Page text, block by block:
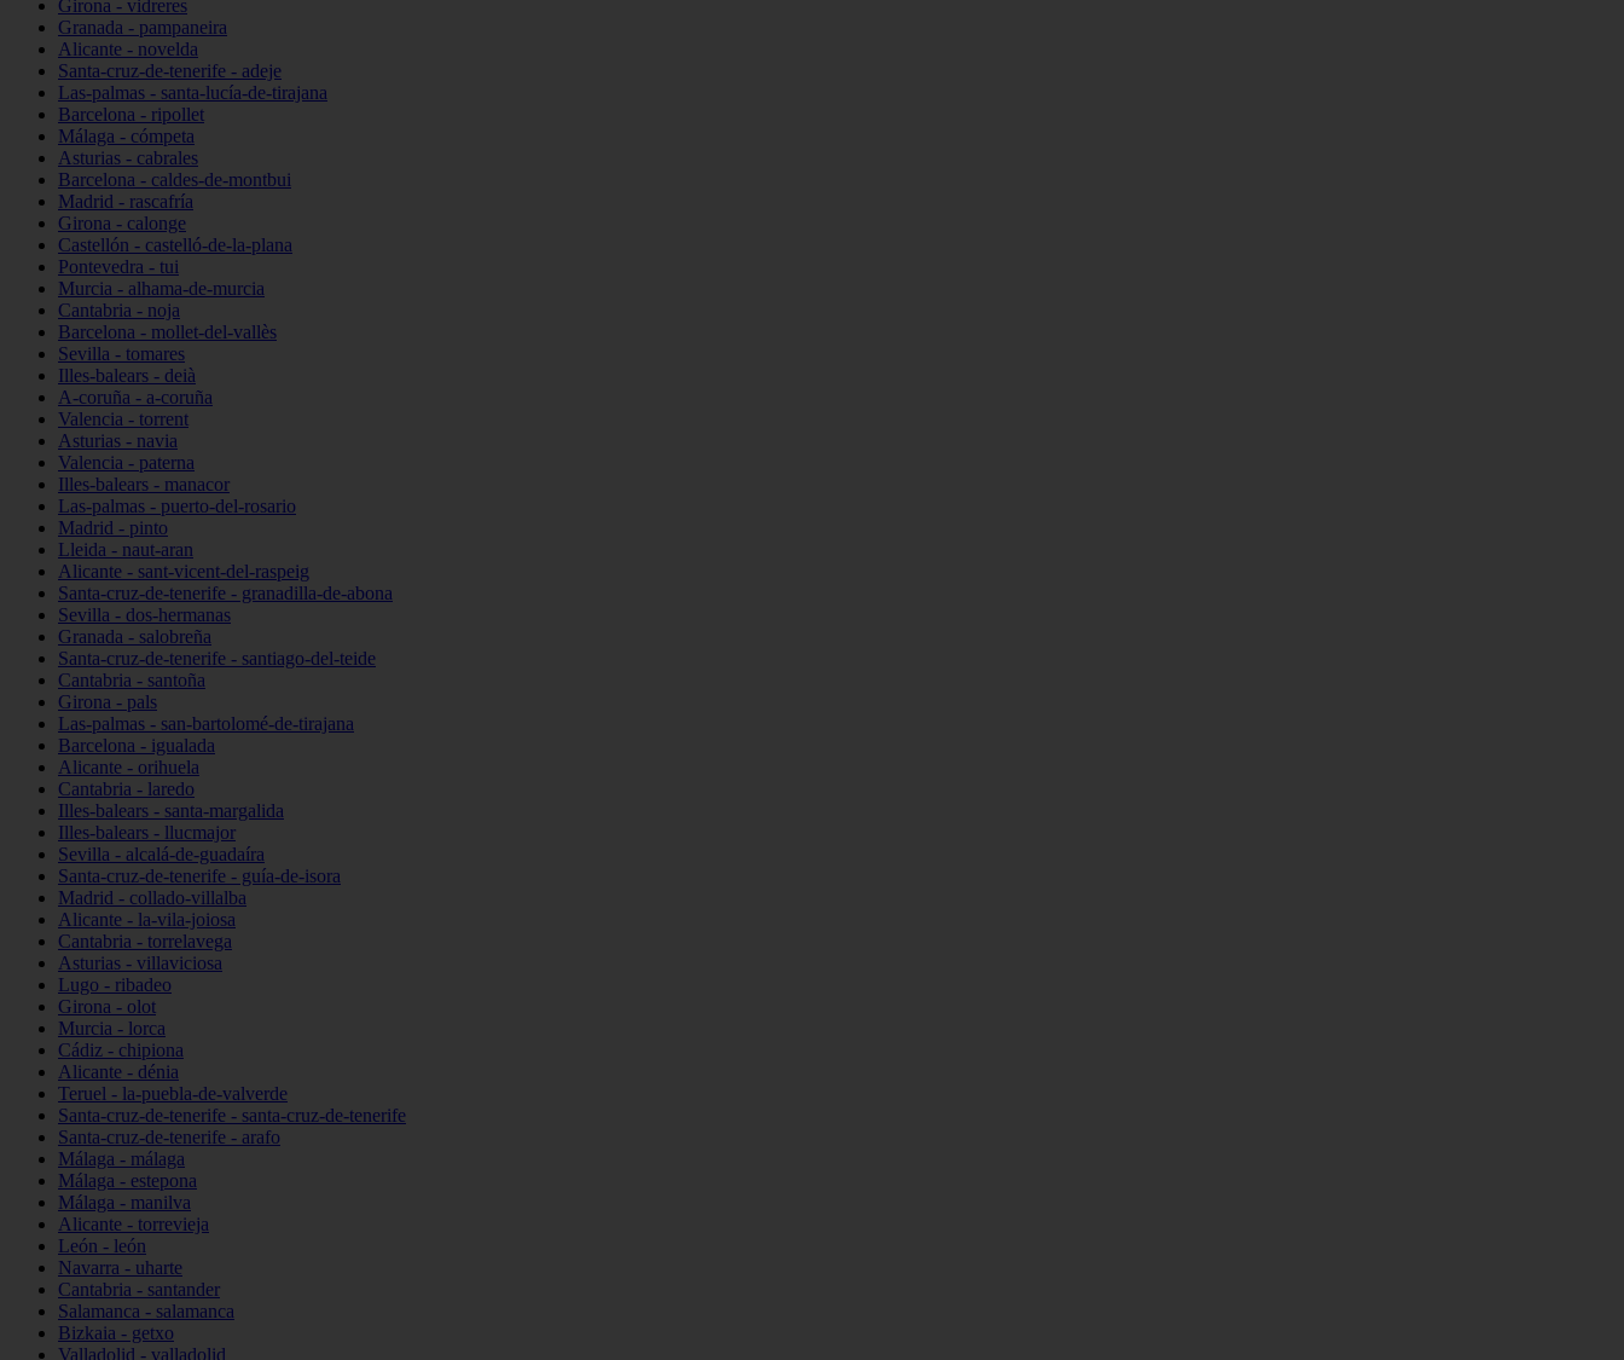
Girona - vidreres
Granada - pampaneira
Alicante - novelda
Santa-cruz-de-tenerife - adeje
Las-palmas - santa-lucía-de-tirajana
Barcelona - ripollet
Málaga - cómpeta
Asturias - cabrales
Barcelona - caldes-de-montbui
Madrid - rascafría
Girona - calonge
Castellón - castelló-de-la-plana
Pontevedra - tui
Murcia - alhama-de-murcia
Cantabria - noja
Barcelona - mollet-del-vallès
Sevilla - tomares
Illes-balears - deià
A-coruña - a-coruña
Valencia - torrent
Asturias - navia
Valencia - paterna
Illes-balears - manacor
Las-palmas - puerto-del-rosario
Madrid - pinto
Lleida - naut-aran
Alicante - sant-vicent-del-raspeig
Santa-cruz-de-tenerife - granadilla-de-abona
Sevilla - dos-hermanas
Granada - salobreña
Santa-cruz-de-tenerife - santiago-del-teide
Cantabria - santoña
Girona - pals
Las-palmas - san-bartolomé-de-tirajana
Barcelona - igualada
Alicante - orihuela
Cantabria - laredo
Illes-balears - santa-margalida
Illes-balears - llucmajor
Sevilla - alcalá-de-guadaíra
Santa-cruz-de-tenerife - guía-de-isora
Madrid - collado-villalba
Alicante - la-vila-joiosa
Cantabria - torrelavega
Asturias - villaviciosa
Lugo - ribadeo
Girona - olot
Murcia - lorca
Cádiz - chipiona
Alicante - dénia
Teruel - la-puebla-de-valverde
Santa-cruz-de-tenerife - santa-cruz-de-tenerife
Santa-cruz-de-tenerife - arafo
Málaga - málaga
Málaga - estepona
Málaga - manilva
Alicante - torrevieja
León - león
Navarra - uharte
Cantabria - santander
Salamanca - salamanca
Bizkaia - getxo
Valladolid - valladolid